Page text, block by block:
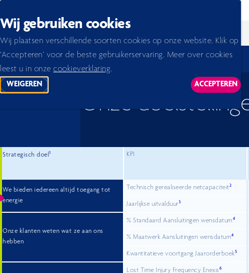
Wij gebruiken cookies
Wij plaatsen verschillende soorten cookies op onze website. Klik op
‘Accepteren’ voor de beste gebruikerservaring. Meer over cookies
leest u in onze cookieverklaring.
WEIGEREN
TRACKING SCRIPTS
ACCEPTEREN
Home 2026
Onze
Strategisch doel1 KPI
We bieden iedereen altijd toegang tot
energie
Technisch gerealiseerde netcapaciteit2
Jaarlijkse uitvalduur3
Onze klanten weten wat ze aan ons
hebben
% Standaard Aansluitingen wensdatum 4
% Maatwerk Aansluitingen wensdatum4
Kwantitatieve voortgang Jaarorderboek5
Lost Time Injury Frequency Enexis 6